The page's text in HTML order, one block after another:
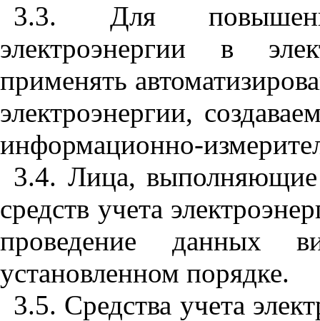
3.3. Для
электроэнергии в
применять
электроэнергии,
информационно-
3.4. Лица,
средств учета
проведение данных
установленном порядке.
3.5. Средства учета